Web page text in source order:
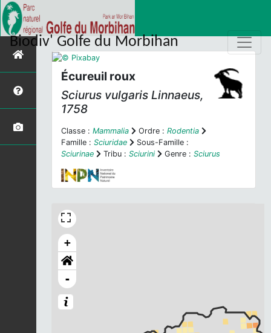
Biodiv' Golfe du Morbihan
Écureuil roux
Sciurus vulgaris Linnaeus,
1758
Classe : Mammalia Ordre : Rodentia
Famille : Sciuridae
Sous-Famille :
Sciurinae
Tribu : Sciurini Genre : Sciurus
+
-